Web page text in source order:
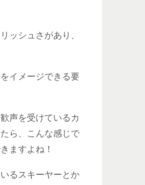
ッシュさがあり、
イメージできる要
声を受けているカ
ら、こんな感じで
ますよね！
るスキーヤーとか